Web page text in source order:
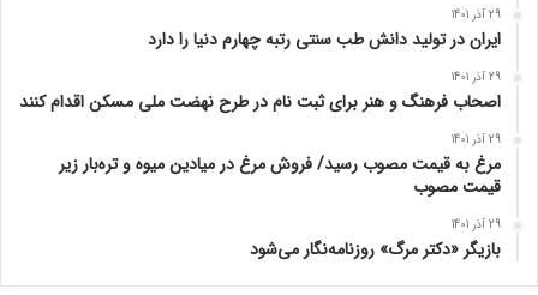
29 آذر 1401
ایران در تولید دانش طب سنتی رتبه چهارم دنیا را دارد
29 آذر 1401
اصحاب فرهنگ و هنر برای ثبت نام در طرح نهضت ملی مسکن اقدام کنند
29 آذر 1401
مرغ به قیمت مصوب رسید/ فروش مرغ در میادین میوه و تره‌بار زیر
قیمت مصوب
29 آذر 1401
بازیگر «دکتر مرگ» روزنامه‌نگار می‌شود